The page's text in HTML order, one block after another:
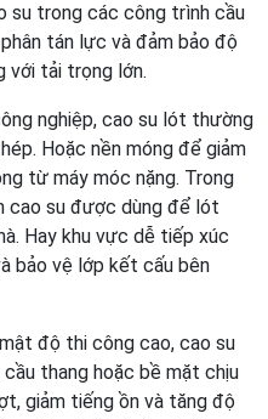
su trong các công trình cầu
tán lực và đảm bảo độ
với tải trọng lớn.
nghiệp, cao su lót thường
Hoặc nền móng để giảm
từ máy móc nặng. Trong
cao su được dùng để lót
Hay khu vực dễ tiếp xúc
bảo vệ lớp kết cấu bên
độ thi công cao, cao su
thang hoặc bề mặt chịu
giảm tiếng ồn và tăng độ